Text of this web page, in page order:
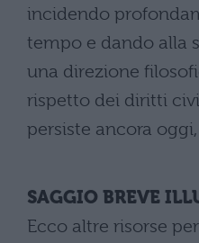
incidendo
tempo e dando alla
una direzione
rispetto dei diritti
persiste ancora
SAGGIO BREVE
Ecco altre risorse